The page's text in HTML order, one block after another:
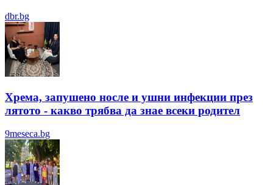
dbr.bg
Хрема, запушено носле и ушни инфекции през
лятотo - какво трябва да знае всеки родител
9meseca.bg